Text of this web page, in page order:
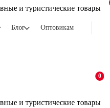
и туристические товары
Блог Оптовикам
0
и туристические товары